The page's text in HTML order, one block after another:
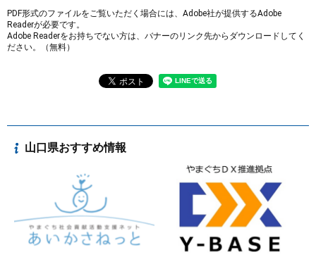
PDF形式のファイルをご覧いただく場合には、Adobe社が提供するAdobe
Readerが必要です。
Adobe Readerをお持ちでない方は、バナーのリンク先からダウンロードしてく
ださい。（無料）
山口県おすすめ情報